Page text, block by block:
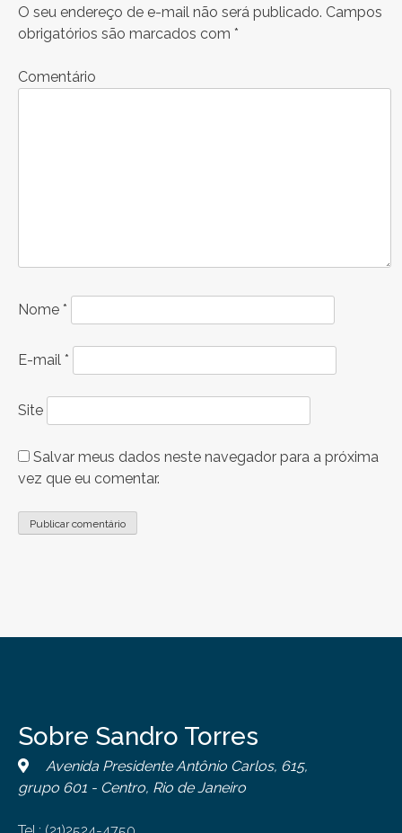
O seu endereço de e-mail não será publicado. Campos
obrigatórios são marcados com *
Comentário
Nome *
E-mail *
Site
Salvar meus dados neste navegador para a próxima
vez que eu comentar.
Sobre Sandro Torres
Avenida Presidente Antônio Carlos, 615,
grupo 601 - Centro, Rio de Janeiro